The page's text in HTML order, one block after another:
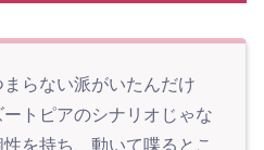
らない派がいたんだけ
トピアのシナリオじゃな
を持ち、動いて喋るとこ